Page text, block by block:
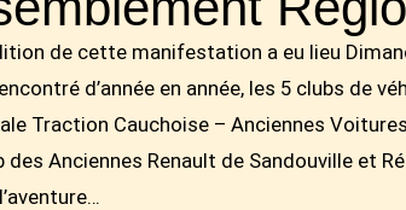
de cette manifestation a eu lieu
d’année en année, les 5 clubs de
Traction Cauchoise – Anciennes
des Anciennes Renault de Sandouville et